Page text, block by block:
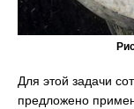
Для этой задачи
предложено